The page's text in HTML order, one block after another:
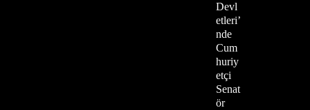
Devl
etleri’
nde
Cum
huriy
etçi
Senat
ör